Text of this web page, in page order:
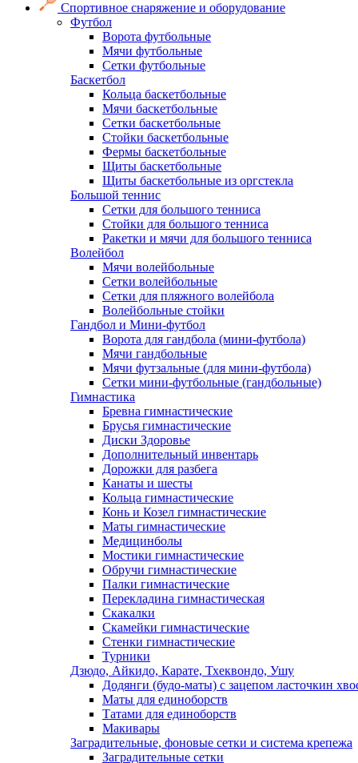
Спортивное снаряжение и оборудование
Футбол
Ворота футбольные
Мячи футбольные
Сетки футбольные
Баскетбол
Кольца баскетбольные
Мячи баскетбольные
Сетки баскетбольные
Стойки баскетбольные
Фермы баскетбольные
Щиты баскетбольные
Щиты баскетбольные из оргстекла
Большой теннис
Сетки для большого тенниса
Стойки для большого тенниса
Ракетки и мячи для большого тенниса
Волейбол
Мячи волейбольные
Сетки волейбольные
Сетки для пляжного волейбола
Волейбольные стойки
Гандбол и Мини-футбол
Ворота для гандбола (мини-футбола)
Мячи гандбольные
Мячи футзальные (для мини-футбола)
Сетки мини-футбольные (гандбольные)
Гимнастика
Бревна гимнастические
Брусья гимнастические
Диски Здоровье
Дополнительный инвентарь
Дорожки для разбега
Канаты и шесты
Кольца гимнастические
Конь и Козел гимнастические
Маты гимнастические
Медицинболы
Мостики гимнастические
Обручи гимнастические
Палки гимнастические
Перекладина гимнастическая
Скакалки
Скамейки гимнастические
Стенки гимнастические
Турники
Дзюдо, Айкидо, Карате, Тхеквондо, Ушу
Додянги (будо-маты) с зацепом ласточкин
Маты для единоборств
Татами для единоборств
Макивары
Заградительные, фоновые сетки и система крепежа
Заградительные сетки